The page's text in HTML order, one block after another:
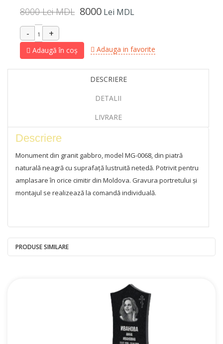
8000 Lei MDL 8000 Lei MDL
Adaugă în coș Adauga in favorite
DESCRIERE
DETALII
LIVRARE
Descriere
Monument din granit gabbro, model MG-0068, din piatră
naturală neagră cu suprafață lustruită netedă. Potrivit pentru
amplasare în orice cimitir din Moldova. Gravura portretului și
montajul se realizează la comandă individuală.
PRODUSE SIMILARE